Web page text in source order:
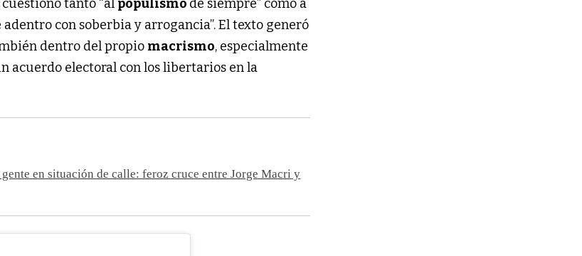
tanto “al populismo de siempre” como a
con soberbia y arrogancia”. El texto generó
dentro del propio macrismo, especialmente
acuerdo electoral con los libertarios en la
en situación de calle: feroz cruce entre Jorge Macri y